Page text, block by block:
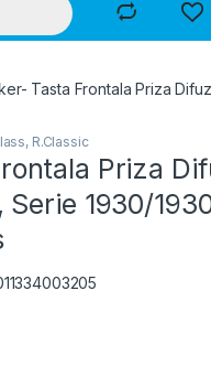
Tasta Frontala Priza
R.Classic
Priza
1930/